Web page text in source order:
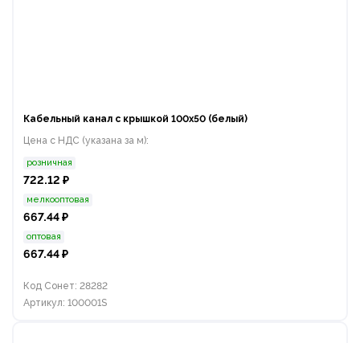
Кабельный канал с крышкой 100х50 (белый)
Цена с НДС (указана за м):
розничная
722.12 ₽
мелкооптовая
667.44 ₽
оптовая
667.44 ₽
Код Сонет: 28282
Артикул: 100001S